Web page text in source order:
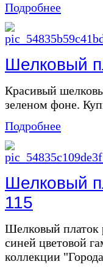
Подробнее
Шелковый
Красивый
зеленом фоне.
Подробнее
Шелковый
115
Шелковый платок
синей цветовой
коллекции